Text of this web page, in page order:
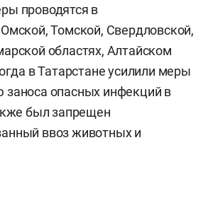
проводятся в
Томской, Свердловской,
областях, Алтайском
в Татарстане усилили меры
опасных инфекций в
был запрещен
ввоз животных и